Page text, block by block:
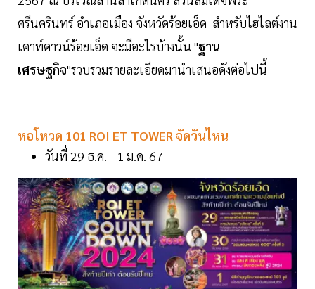
ศรีนครินทร์ อำเภอเมือง จังหวัดร้อยเอ็ด สำหรับไฮไลต์งาน
เคาท์ดาวน์ร้อยเอ็ด จะมีอะไรบ้างนั้น "ฐาน
เศรษฐกิจ"รวบรวมรายละเอียดมานำเสนอดังต่อไปนี้
หอโหวด 101 ROI ET TOWER จัดวันไหน
วันที่ 29 ธ.ค. - 1 ม.ค. 67